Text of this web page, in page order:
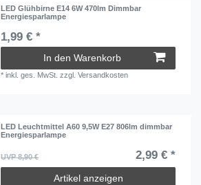
LED Glühbirne E14 6W 470lm Dimmbar
Energiesparlampe
1,99 € *
In den Warenkorb
*inkl. ges. MwSt. zzgl.Versandkosten
LED Leuchtmittel A60 9,5W E27 806lm dimmbar
Energiesparlampe
UVP 8,90 € 2,99 € *
Artikel anzeigen